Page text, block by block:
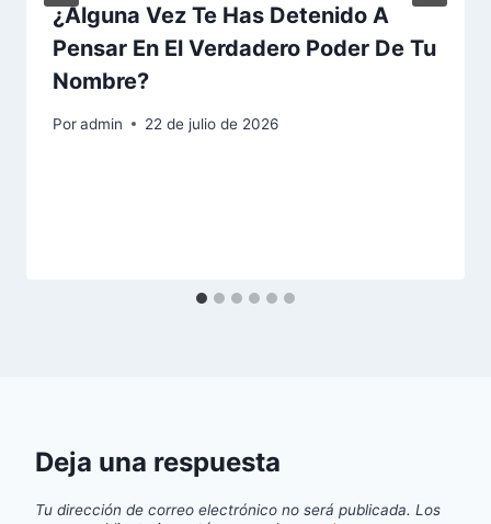
¿Alguna Vez Te Has Detenido A
Pensar En El Verdadero Poder De Tu
Nombre?
Poradmin 22 de julio de 2026
Deja una respuesta
Tu dirección de correo electrónico no será publicada. Los